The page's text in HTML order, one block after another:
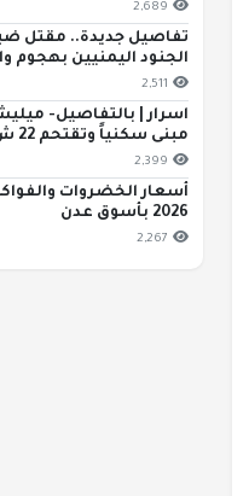
2,689
تفاصيل جديدة.. مقتل
الجنود اليمنيين بهجوم
2,511
اسرار | بالتفاصيل-
مبنى سكنياً وتقتحم 22 ش...
2,399
2026 بأسوق عدن
2,267